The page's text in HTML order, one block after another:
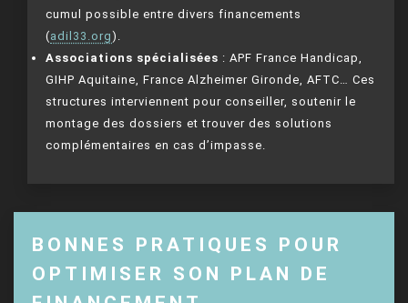
cumul possible entre divers financements
(adil33.org).
Associations spécialisées : APF France Handicap,
GIHP Aquitaine, France Alzheimer Gironde, AFTC… Ces
structures interviennent pour conseiller, soutenir le
montage des dossiers et trouver des solutions
complémentaires en cas d’impasse.
BONNES PRATIQUES POUR
OPTIMISER SON PLAN DE